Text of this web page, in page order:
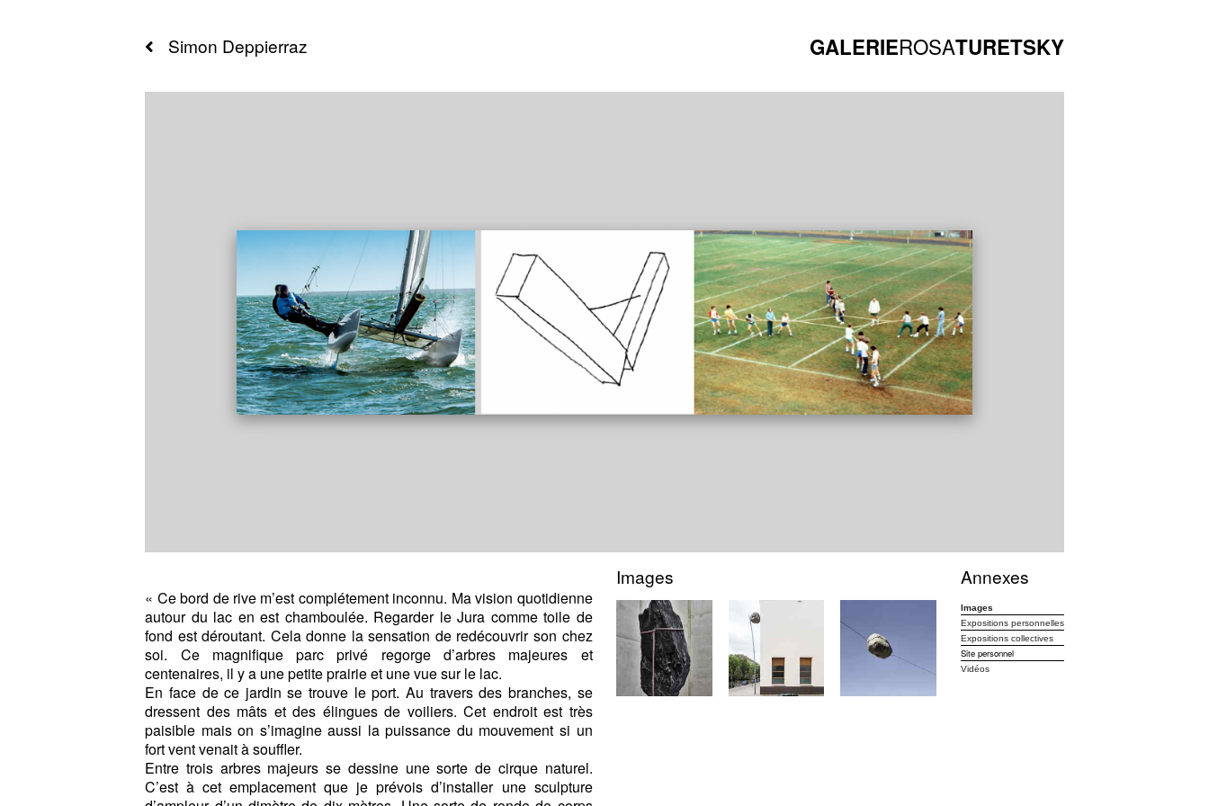
GALERIEROSATURETSKY
Simon Deppierraz
« Ce bord de rive m’est complétement inconnu. Ma vision quotidienne
autour du lac en est chamboulée. Regarder le Jura comme toile de
fond est déroutant. Cela donne la sensation de redécouvrir son chez
soi. Ce magnifique parc privé regorge d’arbres majeures et
centenaires, il y a une petite prairie et une vue sur le lac.
En face de ce jardin se trouve le port. Au travers des branches, se
dressent des mâts et des élingues de voiliers. Cet endroit est très
paisible mais on s’imagine aussi la puissance du mouvement si un
fort vent venait à souffler.
Entre trois arbres majeurs se dessine une sorte de cirque naturel.
C’est à cet emplacement que je prévois d’installer une sculpture
Images Annexes
Images
Expositions personnelles
Expositions collectives
Site personnel
Vidéos